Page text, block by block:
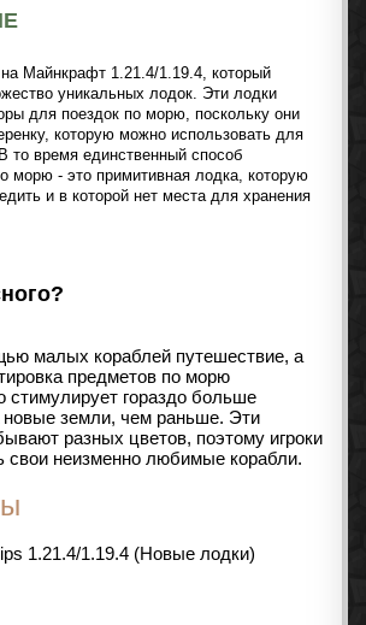
Майнкрафт 1.21.4/1.19.4, который
уникальных лодок. Эти лодки
для поездок по морю, поскольку они
которую можно использовать для
то время единственный способ
морю - это примитивная лодка, которую
и в которой нет места для хранения
малых кораблей путешествие, а
предметов по морю
стимулирует гораздо больше
новые земли, чем раньше. Эти
разных цветов, поэтому игроки
свои неизменно любимые корабли.